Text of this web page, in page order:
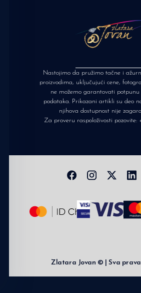
Nastojimo da pružimo tačne i
proizvodima, uključujući cene,
ne možemo garantovati potpunu
podataka. Prikazani artikli su deo
njihova dostupnost nije
Za proveru raspoloživosti pozovite:
Zlatara Jovan © | Sva